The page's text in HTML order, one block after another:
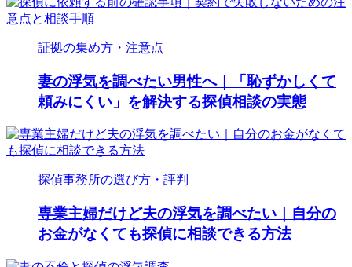
証拠の集め方・注意点
妻の浮気を調べたい男性へ｜「恥ずかしくて
頼みにくい」を解決する探偵相談の実態
探偵事務所の選び方・評判
専業主婦だけど夫の浮気を調べたい｜自分の
お金がなくても探偵に相談できる方法